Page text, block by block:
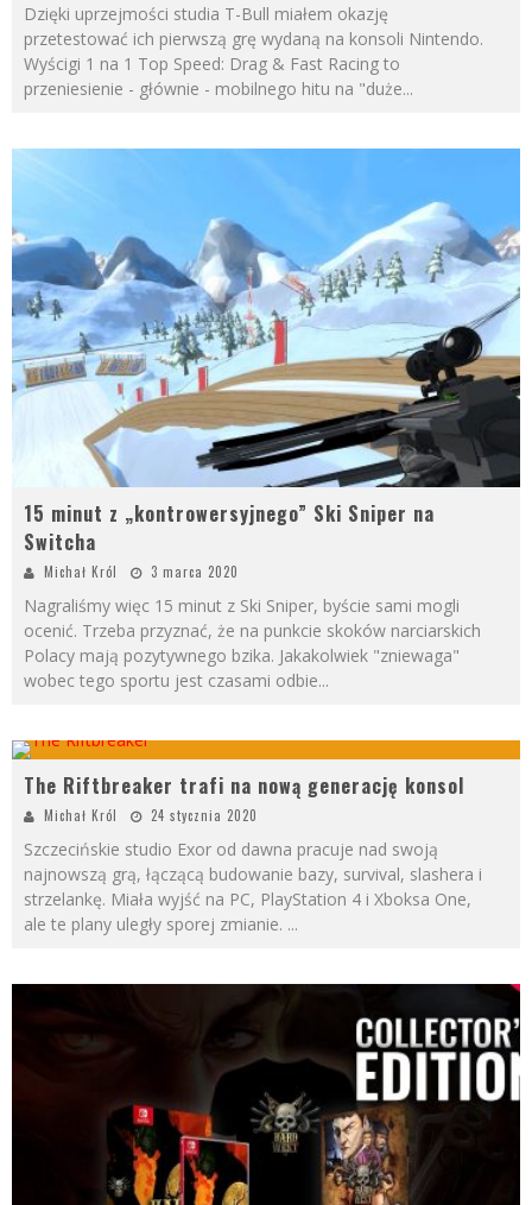
Dzięki uprzejmości studia T-Bull miałem okazję
przetestować ich pierwszą grę wydaną na konsoli Nintendo.
Wyścigi 1 na 1 Top Speed: Drag & Fast Racing to
przeniesienie - głównie - mobilnego hitu na "duże...
15 minut z „kontrowersyjnego” Ski Sniper na
Switcha
Michał Król 3 marca 2020
Nagraliśmy więc 15 minut z Ski Sniper, byście sami mogli
ocenić. Trzeba przyznać, że na punkcie skoków narciarskich
Polacy mają pozytywnego bzika. Jakakolwiek "zniewaga"
wobec tego sportu jest czasami odbie...
The Riftbreaker trafi na nową generację konsol
Michał Król 24 stycznia 2020
Szczecińskie studio Exor od dawna pracuje nad swoją
najnowszą grą, łączącą budowanie bazy, survival, slashera i
strzelankę. Miała wyjść na PC, PlayStation 4 i Xboksa One,
ale te plany uległy sporej zmianie. ...